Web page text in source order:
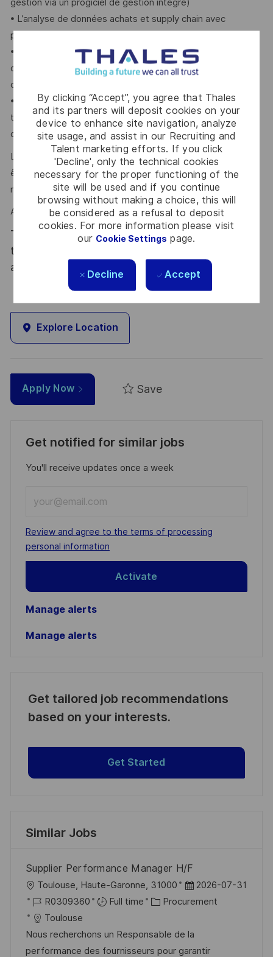
By clicking “Accept”, you agree that Thales
and its partners will deposit cookies on your
device to enhance site navigation, analyze
site usage, and assist in our Recruiting and
Talent marketing efforts. If you click
'Decline', only the technical cookies
necessary for the proper functioning of the
site will be used and if you continue
browsing without making a choice, this will
be considered as a refusal to deposit
cookies. For more information please visit
our Cookie Settings page.
Decline Accept
gestion via un progiciel de gestion intégré)
• L’analyse de données achats et supply chain avec
production de rapports et de synthèses analytiques
• L’utilisation de plateformes d’analyse de données et
d’outils permettant l’extraction de données sans
développement informatique (outils low-code ou no-code)
• La compréhension des enjeux opérationnels,
technologiques et géopolitiques liés à la chaîne
d’approvisionnement
Le dynamisme, l'autonomie, l'esprit critique et la capacité à
être force de proposition sont des atouts que l’on vous
reconnaît ?
Alors ce poste est fait pour vous !
Thales, entreprise Handi-Engagée, reconnait
tous les talents. La diversité est notre meilleur
atout. Postulez et rejoignez nous !
Explore Location
Apply Now Save
Get notified for similar jobs
You'll receive updates once a week
Email
address
(Required)
Required
Review and agree to the terms of processing
personal information
Activate
Manage alerts
Manage alerts
Get tailored job recommendations
based on your interests.
Get Started
Similar Jobs
Supplier Performance Manager H/F
L
o
c
a
t
Toulouse, Haute-Garonne, 31000
P
o
t
e
2026-07-31
J
o
b
I
R0309360 Full time
C
t
e
Procurement
Toulouse
Nous recherchons un Responsable de la
performance des fournisseurs pour garantir